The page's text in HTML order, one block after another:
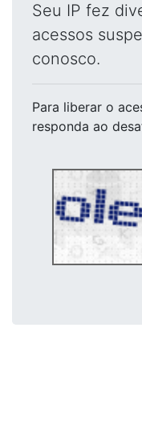
Seu IP fez
acessos
conosco.
Para liberar o
responda ao